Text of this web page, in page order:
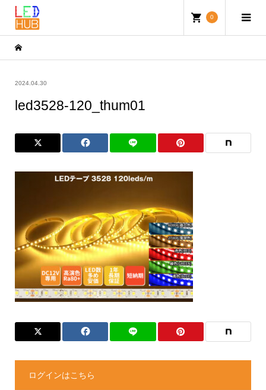
0
2024.04.30
led3528-120_thum01
ログインはこちら